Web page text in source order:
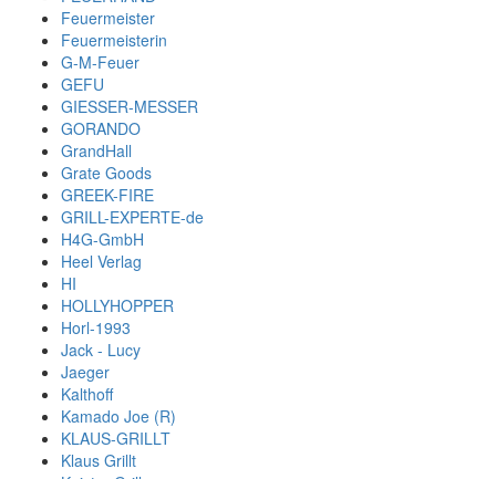
Feuermeister
Feuermeisterin
G-M-Feuer
GEFU
GIESSER-MESSER
GORANDO
GrandHall
Grate Goods
GREEK-FIRE
GRILL-EXPERTE-de
H4G-GmbH
Heel Verlag
HI
HOLLYHOPPER
Horl-1993
Jack - Lucy
Jaeger
Kalthoff
Kamado Joe (R)
KLAUS-GRILLT
Klaus Grillt